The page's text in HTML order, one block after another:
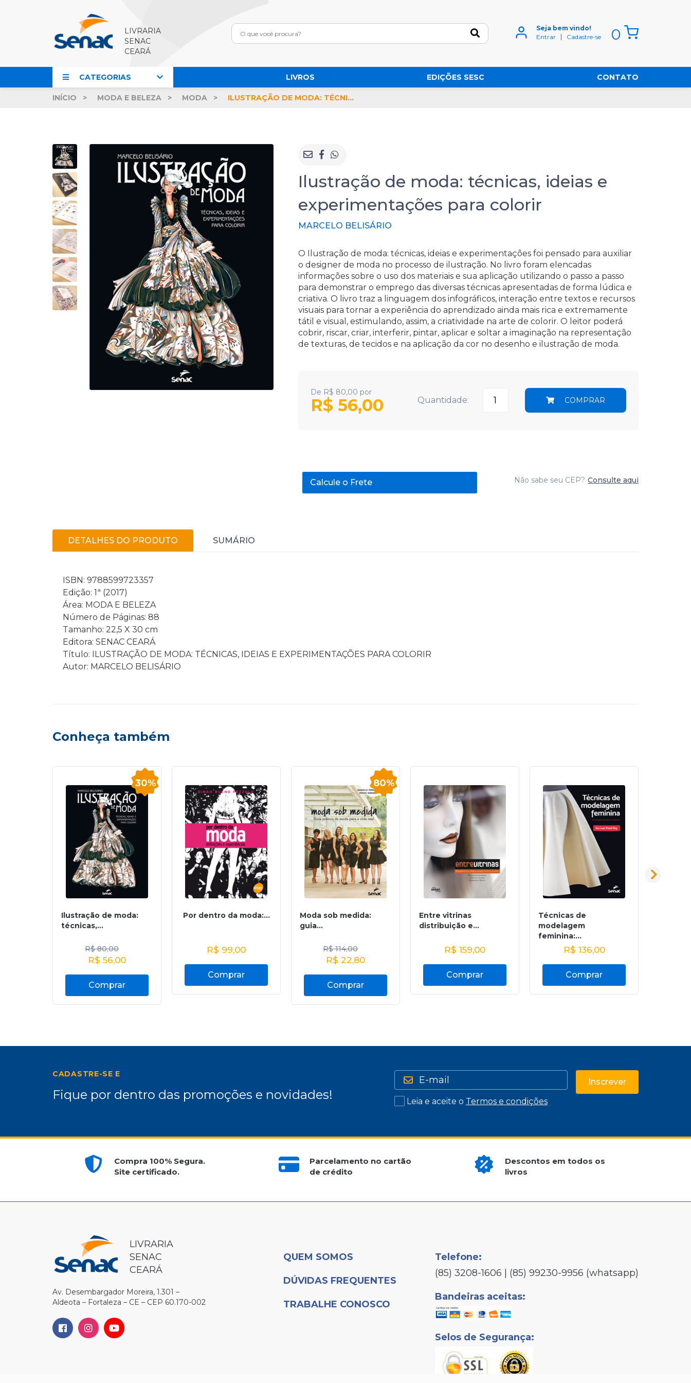
LIVRARIA
SENAC
CEARÁ
Seja bem vindo!
Entrar
Cadastre-se 0
CATEGORIAS LIVROS EDIÇÕES SESC CONTATO
INÍCIO MODA E BELEZA MODA ILUSTRAÇÃO DE MODA: TÉCNICAS, IDEIAS E EXPERIMENTAÇÕES PARA COLORIR
Ilustração de moda: técnicas, ideias e
experimentações para colorir
MARCELO BELISÁRIO
O Ilustração de moda: técnicas, ideias e experimentações foi pensado para auxiliar
o designer de moda no processo de ilustração. No livro foram elencadas
informações sobre o uso dos materiais e sua aplicação utilizando o passo a passo
para demonstrar o emprego das diversas técnicas apresentadas de forma lúdica e
criativa. O livro traz a linguagem dos infográficos, interação entre textos e recursos
visuais para tornar a experiência do aprendizado ainda mais rica e extremamente
tátil e visual, estimulando, assim, a criatividade na arte de colorir. O leitor poderá
cobrir, riscar, criar, interferir, pintar, aplicar e soltar a imaginação na representação
de texturas, de tecidos e na aplicação da cor no desenho e ilustração de moda.
De R$ 80,00 por
R$ 56,00 Quantidade: COMPRAR
Calcule o Frete Não sabe seu CEP? Consulte aqui
DETALHES DO PRODUTO SUMÁRIO
ISBN: 9788599723357
Edição: 1ª (2017)
Área: MODA E BELEZA
Número de Páginas: 88
Tamanho: 22,5 X 30 cm
Editora: SENAC CEARÁ
Título: ILUSTRAÇÃO DE MODA: TÉCNICAS, IDEIAS E EXPERIMENTAÇÕES PARA COLORIR
Autor: MARCELO BELISÁRIO
Conheça também
30%
Ilustração de moda:
técnicas,...
R$80,00
R$ 56,00
Comprar
Por dentro da moda:...
R$ 99,00
Comprar
80%
Moda sob medida:
guia...
R$114,00
R$ 22,80
Comprar
Entre vitrinas
distribuição e...
R$ 159,00
Comprar
Técnicas de
modelagem
feminina:...
R$ 136,00
Comprar
CADASTRE-SE E
Fique por dentro das promoções e novidades! Leia e aceite o Termos e condições
Inscrever
Compra 100% Segura.
Site certificado.
Parcelamento no cartão
de crédito
Descontos em todos os
livros
LIVRARIA
SENAC
CEARÁ
Av. Desembargador Moreira, 1.301 –
Aldeota – Fortaleza – CE – CEP 60.170-002
QUEM SOMOS
DÚVIDAS FREQUENTES
TRABALHE CONOSCO
Telefone:
(85) 3208-1606 | (85) 99230-9956 (whatsapp)
Bandeiras aceitas:
Selos de Segurança: